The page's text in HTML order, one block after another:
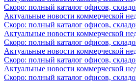
Скоро: полный каталог офисов,
Актуальные новости коммерческой
Скоро: полный каталог офисов,
Актуальные новости коммерческой
Скоро: полный каталог офисов,
Актуальные новости коммерческой
Скоро: полный каталог офисов,
Актуальные новости коммерческой
Скоро: полный каталог офисов,